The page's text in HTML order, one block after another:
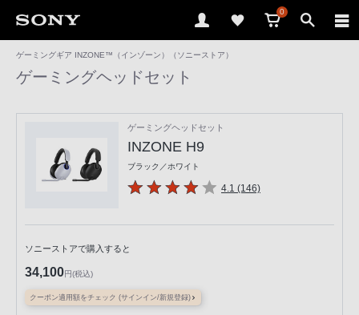
0
ゲーミングギア INZONE™（インゾーン）（ソニーストア）
ゲーミングヘッドセット
ゲーミングヘッドセット
INZONE H9
ブラック／ホワイト
4.1 (146)
ソニーストアで購入すると
34,100円(税込)
クーポン適用額をチェック (サインイン/新規登録)